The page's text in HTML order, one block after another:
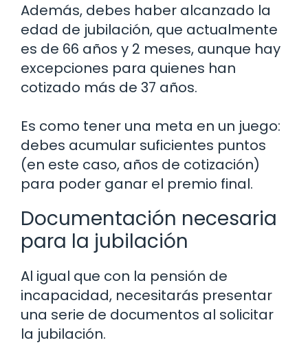
Además, debes haber alcanzado la
edad de jubilación, que actualmente
es de 66 años y 2 meses, aunque hay
excepciones para quienes han
cotizado más de 37 años.
Es como tener una meta en un juego:
debes acumular suficientes puntos
(en este caso, años de cotización)
para poder ganar el premio final.
Documentación necesaria
para la jubilación
Al igual que con la pensión de
incapacidad, necesitarás presentar
una serie de documentos al solicitar
la jubilación.